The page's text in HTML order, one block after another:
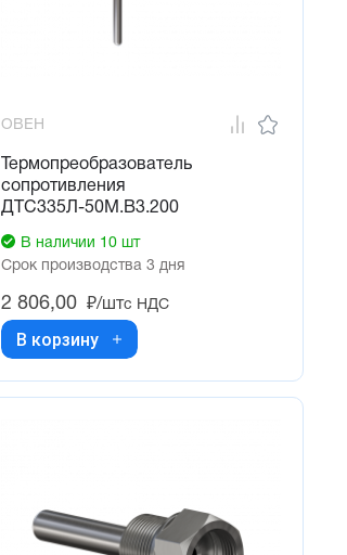
ОВЕН
Термопреобразователь
сопротивления
ДТС335Л-50М.В3.200
В наличии 10 шт
Срок производства 3 дня
2 806,00 ₽/штс НДС
В корзину